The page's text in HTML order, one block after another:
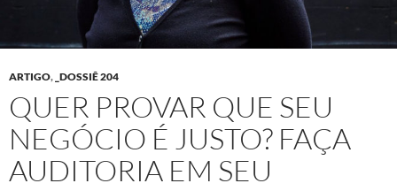
ARTIGO, _DOSSIÊ 204
QUER PROVAR QUE SEU
NEGÓCIO É JUSTO? FAÇA
AUDITORIA EM SEU